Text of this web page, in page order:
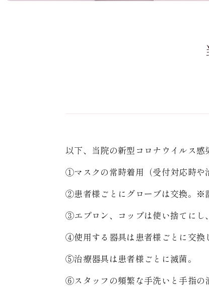
以下、当院の新型コロナウイルス感
①マスクの常時着用（受付対応時や
②患者様ごとにグローブは交換。※
③エプロン、コップは使い捨てにし
④使用する器具は患者様ごとに交換
⑤治療器具は患者様ごとに滅菌。
⑥スタッフの頻繁な手洗いと手指の